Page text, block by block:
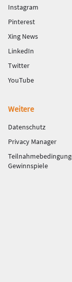
Instagram
Pinterest
Xing News
LinkedIn
Twitter
YouTube
Weitere
Datenschutz
Privacy Manager
Gewinnspiele